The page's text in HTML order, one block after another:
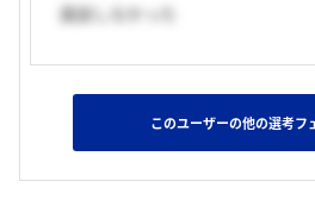
面談しなかった
このユーザーの他の選考フ